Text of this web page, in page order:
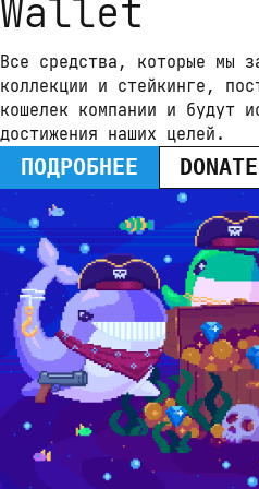
Wallet
Все средства, которые мы
коллекции и стейкинге,
кошелек компании и будут
достижения наших целей.
ПОДРОБНЕЕ DONATE